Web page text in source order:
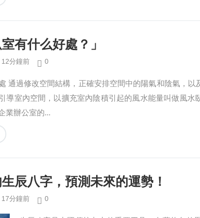
室有什么好處？」
12分鐘前 0
通過修改空間結構，正確安排空間中的陽氣和陰氣，以
導室內空間，以擴充室內陰積引起的風水能量叫做風水
業辦公室的...
辰八字，預測未來的運勢！
17分鐘前 0